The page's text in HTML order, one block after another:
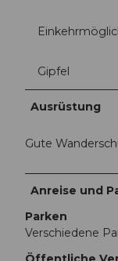
Gipfel
Ausrüstung
Gute
Anreise und
Parken
Verschiedene